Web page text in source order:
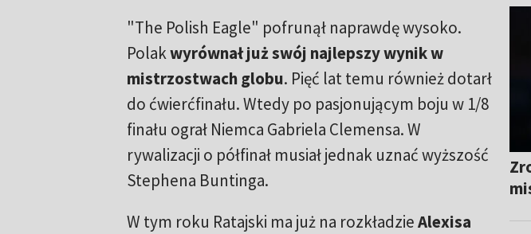
"The Polish Eagle" pofrunął naprawdę wysoko.
Polakwyrównał już swój najlepszy wynik w
mistrzostwach globu. Pięć lat temu również dotarł
do ćwierćfinału. Wtedy po pasjonującym boju w 1/8
finału ograł Niemca Gabriela Clemensa. W
rywalizacji o półfinał musiał jednak uznać wyższość
Stephena Buntinga.
W tym roku Ratajski ma już na rozkładzieAlexisa